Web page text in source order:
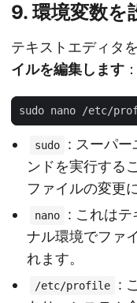
9. 環境変数を
テキストエディタ
イルを編集します ：
sudo
: スーパー
ンドを実行する
ファイルの変更
nano
: これはテ
ナル環境でファ
れます。
/etc/profile
: